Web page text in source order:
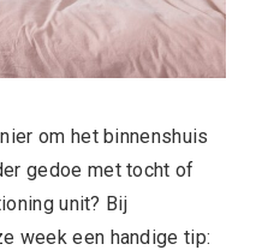
om het binnenshuis
gedoe met tocht of
unit? Bij
week een handige tip: